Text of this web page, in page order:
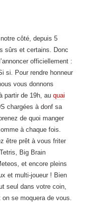
côté, depuis 5
sûrs et certains. Donc
officiellement :
si. Pour rendre honneur
vous donnons
partir de 19h, au quai
chargées à donf sa
de quoi manger
à chaque fois.
être prêt à vous friter
Big Brain
et encore pleins
et multi-joueur ! Bien
seul dans votre coin,
se moquera de vous.